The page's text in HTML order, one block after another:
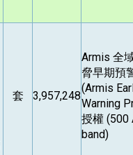
套 3,957,248
Armis 全
脅早期預
(Armis
Warning
授權 (500
band)